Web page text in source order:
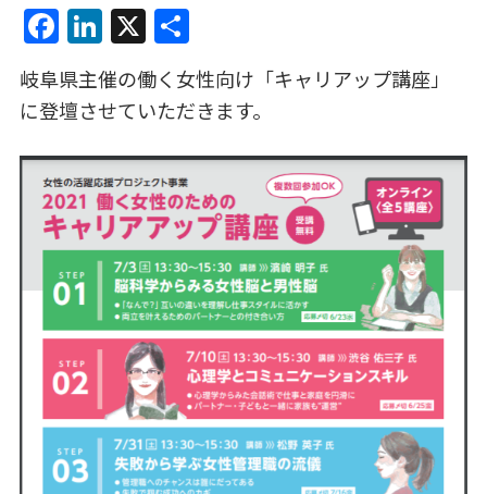
F
a
c
e
b
o
o
k
Li
n
k
e
dI
n
X 共
有
岐阜県主催の働く女性向け「キャリアップ講座」
に登壇させていただきます。